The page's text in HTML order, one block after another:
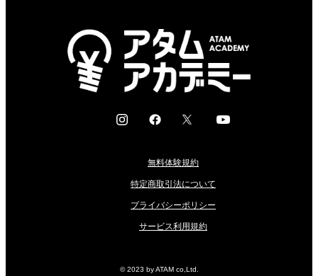
I
a
F
e
b
o
k
X
Y
無料体験規約
特定商取引法について
プライバシーポリシー
サービス利用規約
© 2023 by ATAM co,Ltd.